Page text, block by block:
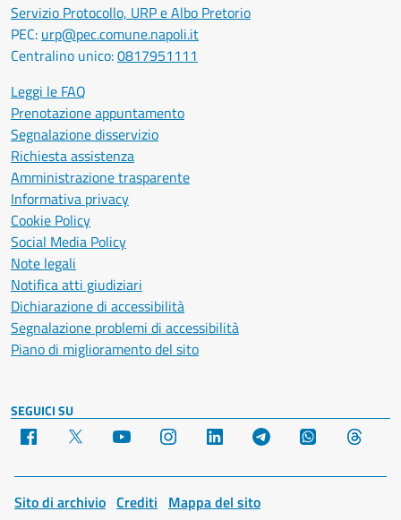
Servizio Protocollo, URP e Albo Pretorio
PEC: urp@pec.comune.napoli.it
Centralino unico:0817951111
Leggi le FAQ
Prenotazione appuntamento
Segnalazione disservizio
Richiesta assistenza
Amministrazione trasparente
Informativa privacy
Cookie Policy
Social Media Policy
Note legali
Notifica atti giudiziari
Dichiarazione di accessibilità
Segnalazione problemi di accessibilità
Piano di miglioramento del sito
SEGUICI SU
Facebook YouTube Instagram LinkedIn Telegram WhatsApp
Sito di archivio Crediti Mappa del sito